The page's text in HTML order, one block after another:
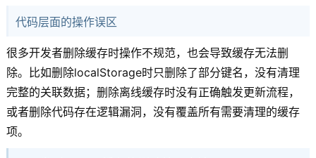
代码层面的操作误区
很多开发者删除缓存时操作不规范，也会导致缓存无法删
除。比如删除localStorage时只删除了部分键名，没有清理
完整的关联数据；删除离线缓存时没有正确触发更新流程，
或者删除代码存在逻辑漏洞，没有覆盖所有需要清理的缓存
项。